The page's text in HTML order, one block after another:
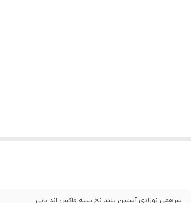
سرهمی نوزادی آستین بلند نخ پنبه فاکس اند بانی